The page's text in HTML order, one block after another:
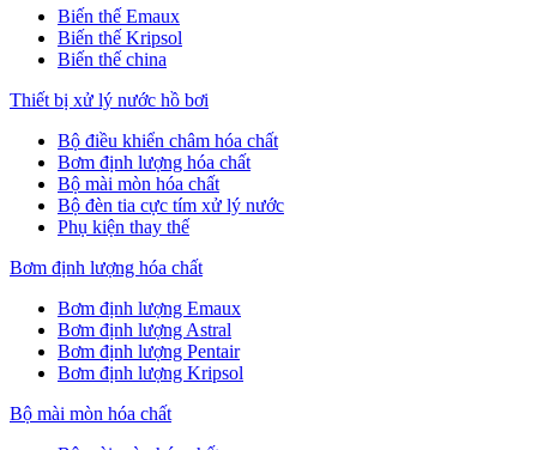
Biến thế Emaux
Biến thế Kripsol
Biến thế china
Thiết bị xử lý nước hồ bơi
Bộ điều khiển châm hóa chất
Bơm định lượng hóa chất
Bộ mài mòn hóa chất
Bộ đèn tia cực tím xử lý nước
Phụ kiện thay thế
Bơm định lượng hóa chất
Bơm định lượng Emaux
Bơm định lượng Astral
Bơm định lượng Pentair
Bơm định lượng Kripsol
Bộ mài mòn hóa chất